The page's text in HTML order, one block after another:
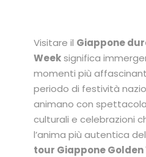
Visitare il Giappone
Weeksignifica
momenti più
periodo di festività
animano con
culturali e celebrazioni
l’anima più autentica
tour Giappone Golden